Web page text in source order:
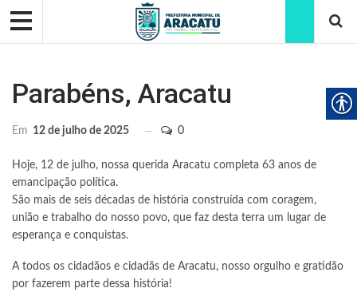
Parabéns, Aracatu
Em 12 de julho de 2025 0
Hoje, 12 de julho, nossa querida Aracatu completa 63 anos de
emancipação política.
São mais de seis décadas de história construída com coragem,
união e trabalho do nosso povo, que faz desta terra um lugar de
esperança e conquistas.
A todos os cidadãos e cidadãs de Aracatu, nosso orgulho e gratidão
por fazerem parte dessa história!